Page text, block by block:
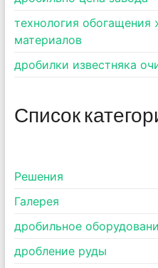
технология обогащения
материалов
дробилки известняка
Список
Pешения
Галерея
дробильное
дробление руды